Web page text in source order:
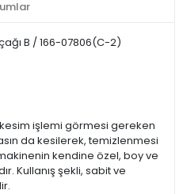
B / 166-07806(C-2)
işlemi görmesi gereken
da kesilerek, temizlenmesi
kendine özel, boy ve
Kullanış şekli, sabit ve